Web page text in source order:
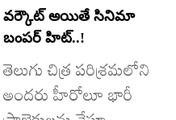
వర్కౌట్ అయితే సినిమా
బంపర్ హిట్..!
తెలుగు చిత్ర పరిశ్రమలోని
అందరు హీరోలూ భారీ